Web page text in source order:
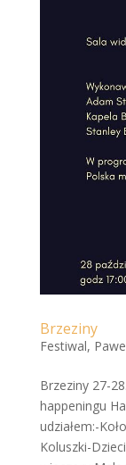
Brzeziny
Festiwal,
Brzeziny 27-
happeningu
udziałem:-
Koluszki-